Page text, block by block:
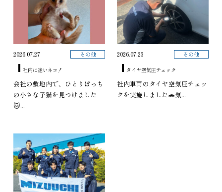
2026.07.27 その他
社内に迷いネコ！
会社の敷地内で、ひとりぼっち
の小さな子猫を見つけました
🐱...
2026.07.23 その他
タイヤ空気圧チェック
社内車両のタイヤ空気圧チェッ
クを実施しました🚗気...